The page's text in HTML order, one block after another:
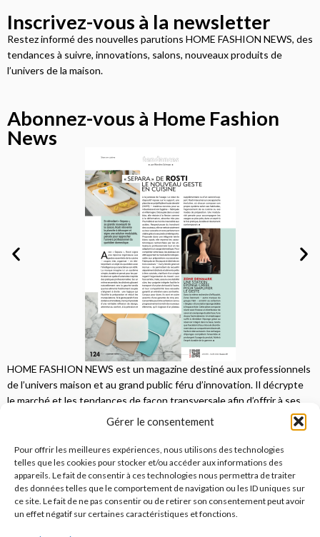
Gérer le consentement
Pour offrir les meilleures expériences, nous utilisons des technologies
telles que les cookies pour stocker et/ou accéder aux informations des
appareils. Le fait de consentir à ces technologies nous permettra de traiter
des données telles que le comportement de navigation ou les ID uniques sur
ce site. Le fait de ne pas consentir ou de retirer son consentement peut avoir
un effet négatif sur certaines caractéristiques et fonctions.
Inscrivez-vous à la newsletter
Restez informé des nouvelles parutions HOME FASHION NEWS, des
tendances à suivre, innovations, salons, nouveaux produits de
l’univers de la maison.
Abonnez-vous à Home Fashion
News
HOME FASHION NEWS est un magazine destiné aux professionnels
de l’univers maison et au grand public féru d’innovation. Il décrypte
le marché et les tendances de façon transversale afin d’offrir à ses
lecteurs une vision complète.
JE M'ABONNE